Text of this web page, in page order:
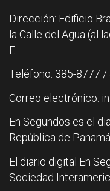
Dirección: Edificio
la Calle del Agua (al
F.
Teléfono: 385-8777 /
Correo electrónico:
En Segundos es el
República de Panamá.
El diario digital En
Sociedad